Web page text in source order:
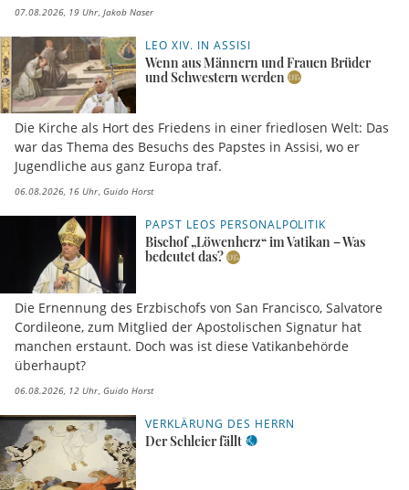
07.08.2026, 19 Uhr Jakob Naser
LEO XIV. IN ASSISI
Wenn aus Männern und Frauen Brüder
und Schwestern werden
Die Kirche als Hort des Friedens in einer friedlosen Welt: Das
war das Thema des Besuchs des Papstes in Assisi, wo er
Jugendliche aus ganz Europa traf.
06.08.2026, 16 Uhr Guido Horst
PAPST LEOS PERSONALPOLITIK
Bischof „Löwenherz“ im Vatikan – Was
bedeutet das?
Die Ernennung des Erzbischofs von San Francisco, Salvatore
Cordileone, zum Mitglied der Apostolischen Signatur hat
manchen erstaunt. Doch was ist diese Vatikanbehörde
überhaupt?
06.08.2026, 12 Uhr Guido Horst
VERKLÄRUNG DES HERRN
Der Schleier fällt